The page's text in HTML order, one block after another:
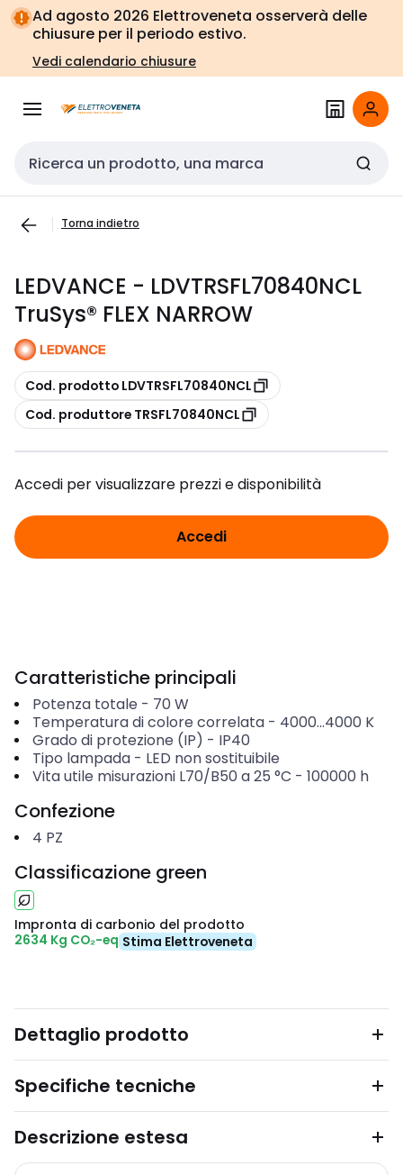
Vai alla
navigazione
Vai
alla
pagina
Ad agosto 2026 Elettroveneta osserverà delle
chiusure per il periodo estivo.
Vedi calendario chiusure
Cerca input
Torna indietro
LEDVANCE - LDVTRSFL70840NCL
TruSys® FLEX NARROW
copia
Cod. prodotto LDVTRSFL70840NCL
copia
Cod. produttore TRSFL70840NCL
Accedi per visualizzare prezzi e disponibilità
Accedi
Caratteristiche principali
Potenza totale - 70 W
Temperatura di colore correlata- 4000...4000 K
Grado di protezione (IP) - IP40
Tipo lampada- LED non sostituibile
Vita utile misurazioni L70/B50 a 25 °C - 100000 h
Confezione
4 PZ
Classificazione green
Impronta di carbonio del prodotto
2634 Kg CO₂-eq Stima Elettroveneta
Dettaglio prodotto
Specifiche tecniche
Descrizione estesa